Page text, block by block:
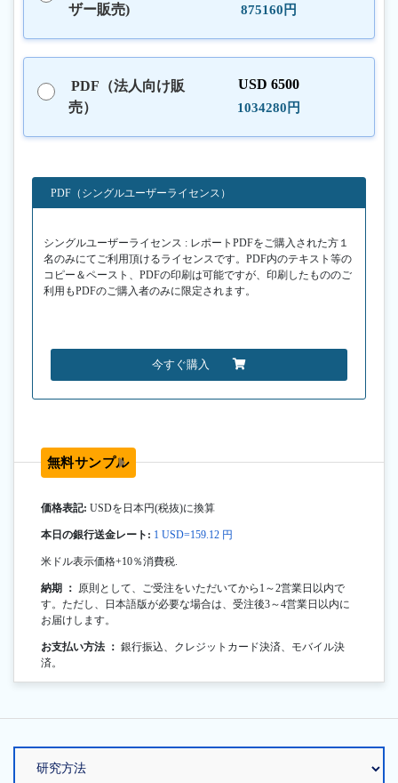
ザー販売)
875160円
PDF（法人向け販
売）
USD 6500
1034280円
PDF（シングルユーザーライセンス）
シングルユーザーライセンス : レポートPDFをご購入された方１
名のみにてご利用頂けるライセンスです。PDF内のテキスト等の
コピー＆ペースト、PDFの印刷は可能ですが、印刷したもののご
利用もPDFのご購入者のみに限定されます。
今すぐ購入
無料サンプル
価格表記: USDを日本円(税抜)に換算
本日の銀行送金レート: 1 USD=159.12 円
米ドル表示価格+10％消費税.
納期 ： 原則として、ご受注をいただいてから1～2営業日以内で
す。ただし、日本語版が必要な場合は、受注後3～4営業日以内に
お届けします。
お支払い方法 ： 銀行振込、クレジットカード決済、モバイル決
済。